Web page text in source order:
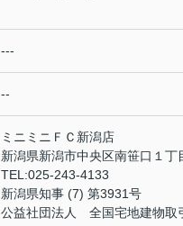
---
--
ミニミニＦＣ新潟店
新潟県新潟市中央区南笹口１丁
TEL:025-243-4133
新潟県知事 (7) 第3931号
公益社団法人 全国宅地建物取